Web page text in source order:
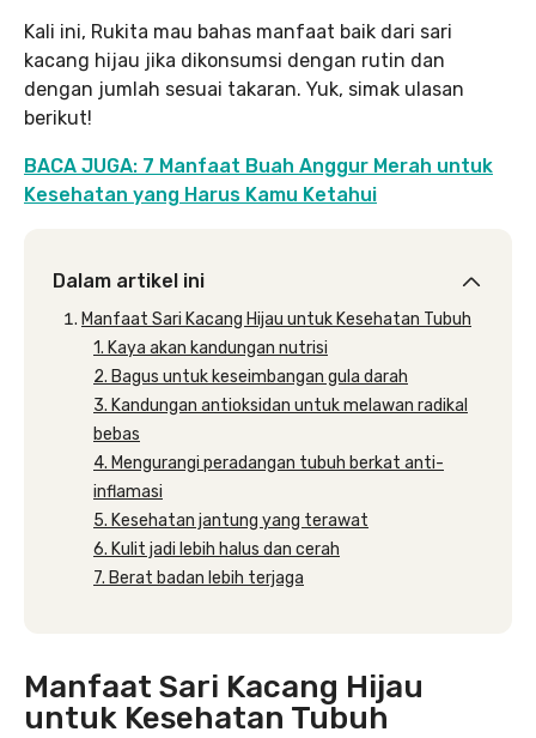
Kali ini, Rukita mau bahas manfaat baik dari sari
kacang hijau jika dikonsumsi dengan rutin dan
dengan jumlah sesuai takaran. Yuk, simak ulasan
berikut!
BACA JUGA: 7 Manfaat Buah Anggur Merah untuk
Kesehatan yang Harus Kamu Ketahui
Dalam artikel ini
Manfaat Sari Kacang Hijau untuk Kesehatan Tubuh
1. Kaya akan kandungan nutrisi
2. Bagus untuk keseimbangan gula darah
3. Kandungan antioksidan untuk melawan radikal
bebas
4. Mengurangi peradangan tubuh berkat anti-
inflamasi
5. Kesehatan jantung yang terawat
6. Kulit jadi lebih halus dan cerah
7. Berat badan lebih terjaga
Manfaat Sari Kacang Hijau
untuk Kesehatan Tubuh